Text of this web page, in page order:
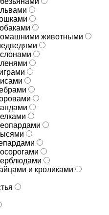
животными
и кроликами